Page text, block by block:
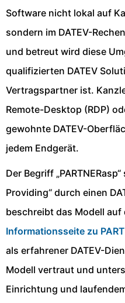
Software nicht lokal auf
sondern im DATEV-
und betreut wird diese
qualifizierten DATEV
Vertragspartner ist.
Remote-Desktop (RDP)
gewohnte DATEV-
jedem Endgerät.
Der Begriff
Providing“ durch einen
beschreibt das Modell auf
Informationsseite zu
als erfahrener DATEV-
Modell vertraut und
Einrichtung und